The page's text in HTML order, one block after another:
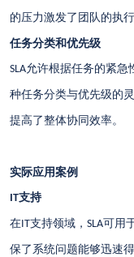
的压力激发了团队的执
任务分类和优先级
SLA允许根据任务的紧急
种任务分类与优先级的
提高了整体协同效率。
实际应用案例
IT支持
在IT支持领域，SLA可用
保了系统问题能够迅速